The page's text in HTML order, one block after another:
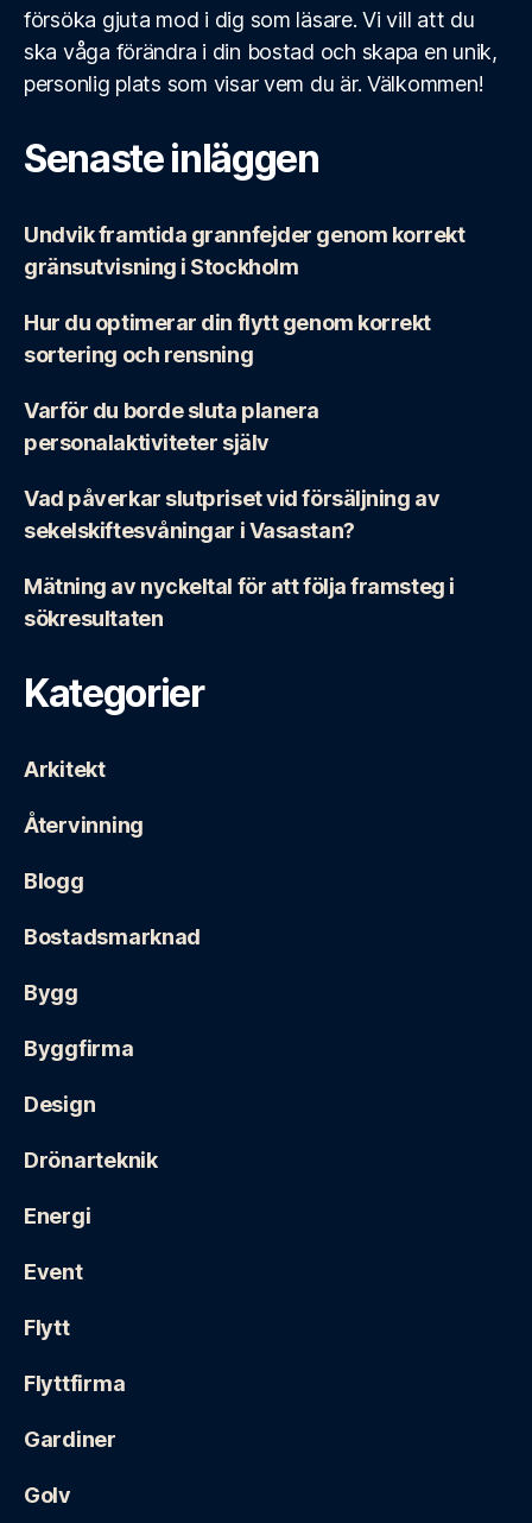
försöka gjuta mod i dig som läsare. Vi vill att du
ska våga förändra i din bostad och skapa en unik,
personlig plats som visar vem du är. Välkommen!
Senaste inläggen
Undvik framtida grannfejder genom korrekt
gränsutvisning i Stockholm
Hur du optimerar din flytt genom korrekt
sortering och rensning
Varför du borde sluta planera
personalaktiviteter själv
Vad påverkar slutpriset vid försäljning av
sekelskiftesvåningar i Vasastan?
Mätning av nyckeltal för att följa framsteg i
sökresultaten
Kategorier
Arkitekt
Återvinning
Blogg
Bostadsmarknad
Bygg
Byggfirma
Design
Drönarteknik
Energi
Event
Flytt
Flyttfirma
Gardiner
Golv